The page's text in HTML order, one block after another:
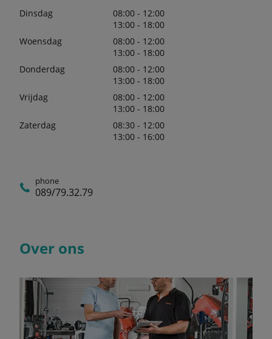
Dinsdag
08:00 - 12:00
13:00 - 18:00
Woensdag
08:00 - 12:00
13:00 - 18:00
Donderdag
08:00 - 12:00
13:00 - 18:00
Vrijdag
08:00 - 12:00
13:00 - 18:00
Zaterdag
08:30 - 12:00
13:00 - 16:00
phone
089/79.32.79
Over ons